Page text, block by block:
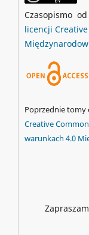
Czasopismo
licencji
Poprzednie tomy
Creative
warunkach 4.0